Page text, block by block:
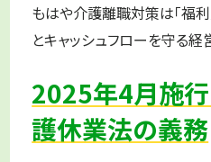
もはや介護離職対策は「福
とキャッシュフローを守る経
2025年4月施行
護休業法の義務